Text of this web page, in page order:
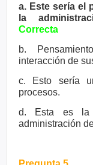
a. Este sería el
la
Correcta
b.
interacción de
c. Esto sería
procesos.
d. Esta es la
administración